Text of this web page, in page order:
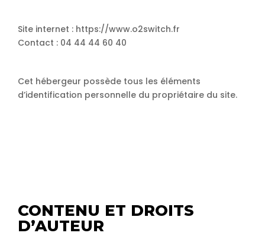
Site internet : https://www.o2switch.fr
Contact : 04 44 44 60 40
Cet hébergeur possède tous les éléments
d’identification personnelle du propriétaire du site.
CONTENU ET DROITS
D’AUTEUR